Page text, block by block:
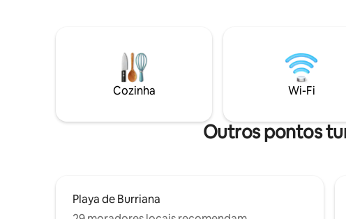
iluminada e fresca com cozinha nova,
sala de estar, 2 quartos e 2 banheiros. A
200 metros de duas das melhores praias
de Nerja. Estacionamento na garagem
piscina de água
virada para o
ininterruptas
Caldera
Cozinha Wi-Fi
Outros pontos
Playa de Burriana